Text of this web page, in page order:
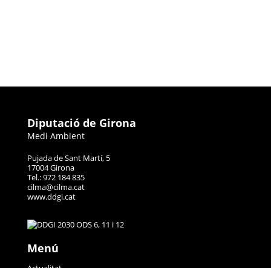
Diputació de Girona
Medi Ambient
Pujada de Sant Martí, 5
17004 Girona
Tel.: 972 184 835
cilma@cilma.cat
www.ddgi.cat
Menú